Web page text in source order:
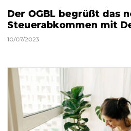
Der OGBL begrüßt das
Steuerabkommen mit
10/07/2023